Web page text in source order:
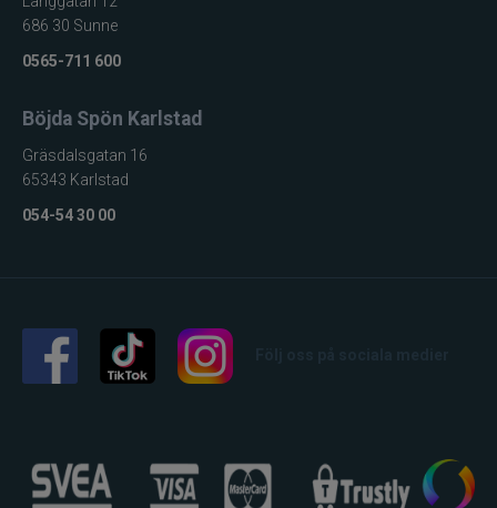
686 30 Sunne
0565-711 600
Böjda Spön Karlstad
Gräsdalsgatan 16
65343 Karlstad
054-54 30 00